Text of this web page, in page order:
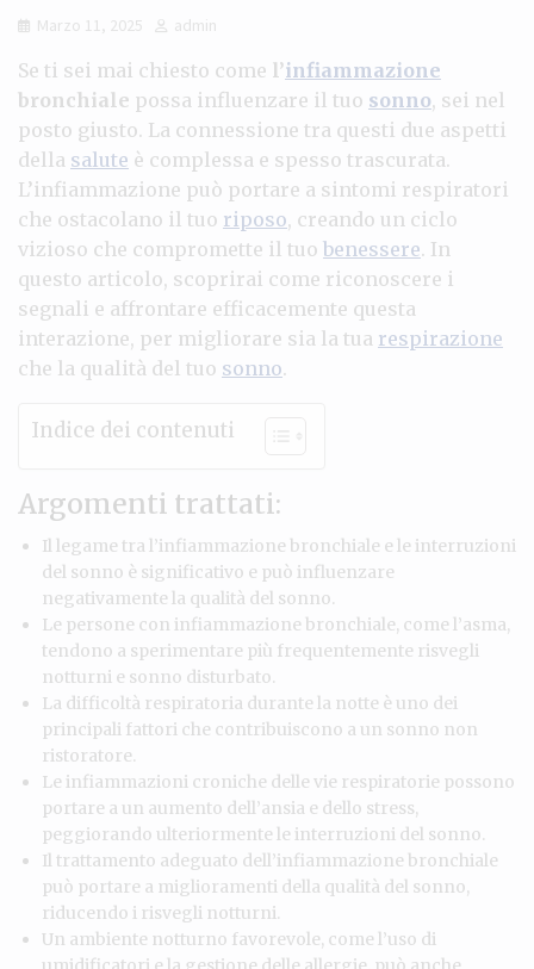
Marzo 11, 2025 admin
Se ti sei mai chiesto come l’infiammazione
bronchiale possa influenzare il tuo sonno, sei nel
posto giusto. La connessione tra questi due aspetti
della salute è complessa e spesso trascurata.
L’infiammazione può portare a sintomi respiratori
che ostacolano il tuo riposo, creando un ciclo
vizioso che compromette il tuo benessere. In
questo articolo, scoprirai come riconoscere i
segnali e affrontare efficacemente questa
interazione, per migliorare sia la tua respirazione
che la qualità del tuo sonno.
Indice dei contenuti
Argomenti trattati:
Il legame tra l’infiammazione bronchiale e le interruzioni
del sonno è significativo e può influenzare
negativamente la qualità del sonno.
Le persone con infiammazione bronchiale, come l’asma,
tendono a sperimentare più frequentemente risvegli
notturni e sonno disturbato.
La difficoltà respiratoria durante la notte è uno dei
principali fattori che contribuiscono a un sonno non
ristoratore.
Le infiammazioni croniche delle vie respiratorie possono
portare a un aumento dell’ansia e dello stress,
peggiorando ulteriormente le interruzioni del sonno.
Il trattamento adeguato dell’infiammazione bronchiale
può portare a miglioramenti della qualità del sonno,
riducendo i risvegli notturni.
Un ambiente notturno favorevole, come l’uso di